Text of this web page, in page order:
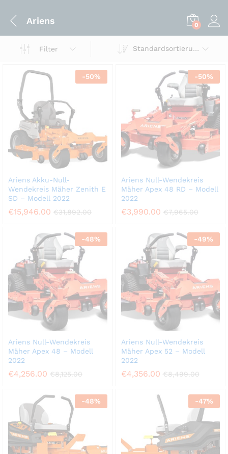
Ariens 0
Filter Standardsortierung
-50%
Ariens Akku-Null-
Wendekreis Mäher Zenith E
SD – Modell 2022
€15,946.00 €31,892.00
-50%
Ariens Null-Wendekreis
Mäher Apex 48 RD – Modell
2022
€3,990.00 €7,965.00
-48%
Ariens Null-Wendekreis
Mäher Apex 48 – Modell
2022
€4,256.00 €8,125.00
-49%
Ariens Null-Wendekreis
Mäher Apex 52 – Modell
2022
€4,356.00 €8,499.00
-48% -47%